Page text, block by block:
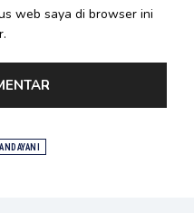
web saya di browser ini